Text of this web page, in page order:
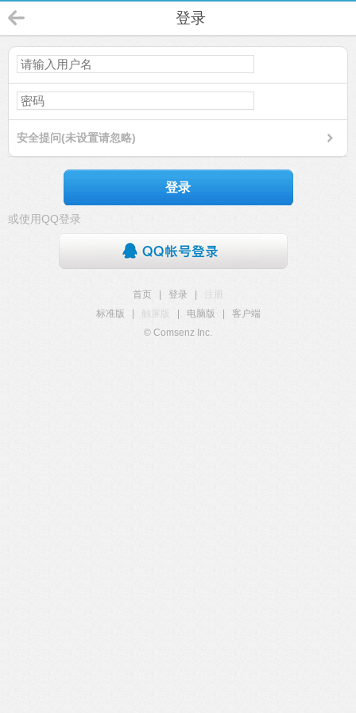
登录
安全提问(未设置请忽略)
登录
或使用QQ登录
首页 登录
注册
标准版
触屏版 电脑版
客户端
© Comsenz Inc.